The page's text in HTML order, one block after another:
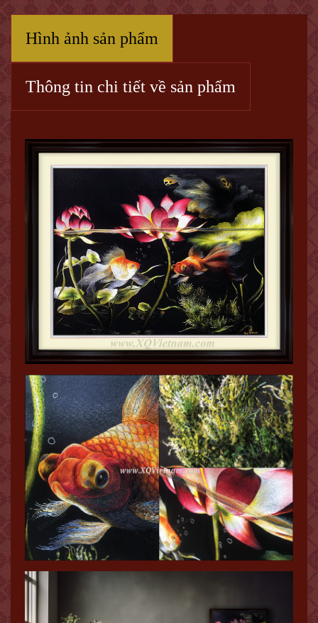
Hình ảnh sản phẩm
Thông tin chi tiết về sản phẩm